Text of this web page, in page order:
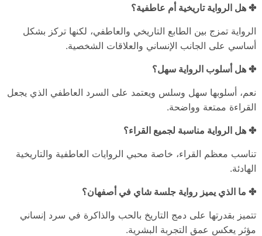
✤ هل الرواية تاريخية أم عاطفية؟
الرواية تمزج بين الطابع التاريخي والعاطفي، لكنها تركز بشكل
أساسي على الجانب الإنساني والعلاقات الشخصية.
✤ هل أسلوب الرواية سهل؟
نعم، أسلوبها سهل وسلس ويعتمد على السرد العاطفي الذي يجعل
القراءة ممتعة وواضحة.
✤ هل الرواية مناسبة لجميع القراء؟
تناسب معظم القراء، خاصة محبي الروايات العاطفية والتاريخية
الهادئة.
✤ ما الذي يميز رواية جلسة شاي في أصفهان؟
تتميز بقدرتها على دمج التاريخ بالحب والذاكرة في سرد إنساني
مؤثر يعكس عمق التجربة البشرية.